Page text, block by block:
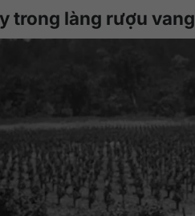
trong làng rượu vang